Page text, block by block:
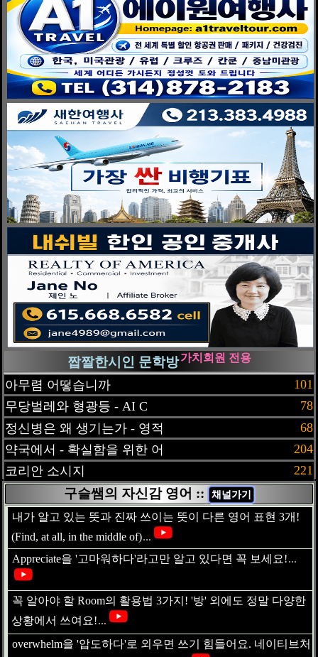
짭짤한시인 문학방 가치회원 전용
아무렴 어떻습니까
101
무당벌레와 형광등 - AI C
78
정신병은 왜 생기는가 - 영적
68
약국에서 - 확실함을 위한 어
204
코리안 소시지
221
구슬쌤의 자신감 영어 :: 채널가기
내가 알고 있는 뜻과 진짜 쓰이는 뜻이 다른 영어 표현 3개!
(Find, at all, in the middle of)...
Appreciate을 '고마워하다'라고만 알고 있다면 꼭 보세요!...
꼭 알아야 할 Room의 활용법 3가지! '방' 외에도 정말 다양한
상황에서 쓰여요!...
overwhelm을 '압도하다'로 외우면 쓰기 힘들어요. 네이티브처